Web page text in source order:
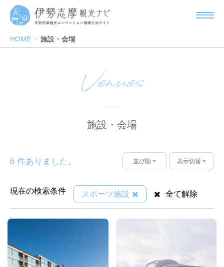
HOME 施設・会場
Venues
施設・会場
6 件ありました。 並び順 表示切替
現在の検索条件 スポーツ施設 全て解除